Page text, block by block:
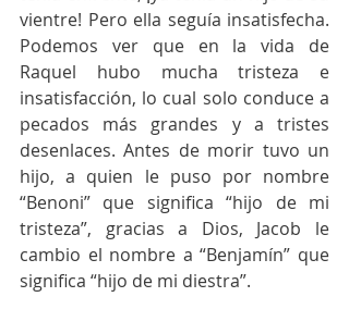
vientre! Pero ella seguía insatisfecha.
Podemos ver que en la vida de
Raquel hubo mucha tristeza e
insatisfacción, lo cual solo conduce a
pecados más grandes y a tristes
desenlaces. Antes de morir tuvo un
hijo, a quien le puso por nombre
“Benoni” que significa “hijo de mi
tristeza”, gracias a Dios, Jacob le
cambio el nombre a “Benjamín” que
significa “hijo de mi diestra”.